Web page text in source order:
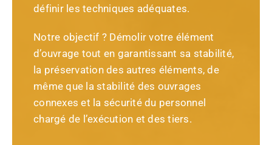
définir les techniques adéquates.
Notre objectif ? Démolir votre élément
d’ouvrage tout en garantissant sa stabilité,
la préservation des autres éléments, de
même que la stabilité des ouvrages
connexes et la sécurité du personnel
chargé de l’exécution et des tiers.